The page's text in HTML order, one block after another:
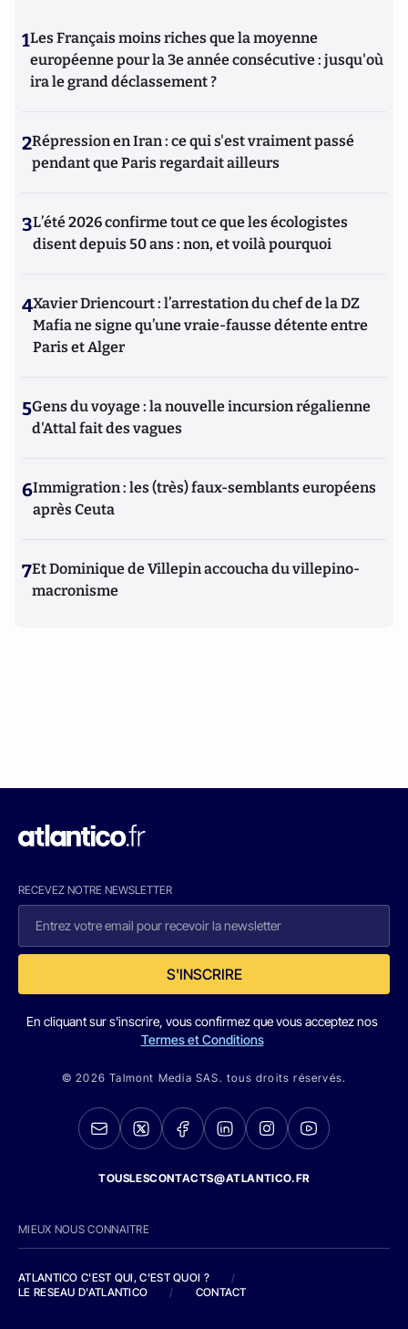
1Les Français moins riches que la moyenne
européenne pour la 3e année consécutive : jusqu'où
ira le grand déclassement ?
2Répression en Iran : ce qui s'est vraiment passé
pendant que Paris regardait ailleurs
3L’été 2026 confirme tout ce que les écologistes
disent depuis 50 ans : non, et voilà pourquoi
4Xavier Driencourt : l’arrestation du chef de la DZ
Mafia ne signe qu’une vraie-fausse détente entre
Paris et Alger
5Gens du voyage : la nouvelle incursion régalienne
d'Attal fait des vagues
6Immigration : les (très) faux-semblants européens
après Ceuta
7Et Dominique de Villepin accoucha du villepino-
macronisme
RECEVEZ NOTRE NEWSLETTER
S'INSCRIRE
En cliquant sur s'inscrire, vous confirmez que vous acceptez nos
Termes et Conditions
© 2026 Talmont Media SAS. tous droits réservés.
TOUSLESCONTACTS@ATLANTICO.FR
MIEUX NOUS CONNAITRE
ATLANTICO C'EST QUI, C'EST QUOI ?
/
LE RESEAU D'ATLANTICO
/ CONTACT